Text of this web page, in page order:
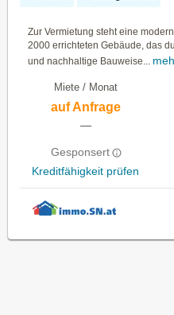
Zur Vermietung steht eine
2000 errichteten Gebäude, das
und nachhaltige Bauweise...
Miete / Monat
auf Anfrage
—
Gesponsert
Kreditfähigkeit prüfen